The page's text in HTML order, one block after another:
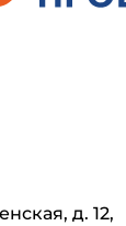
д. 12,